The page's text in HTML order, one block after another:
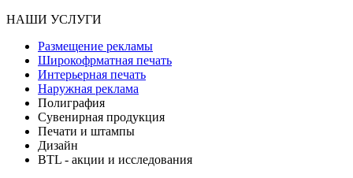
НАШИ УСЛУГИ
Размещение рекламы
Широкофрматная печать
Интерьерная печать
Наружная реклама
Полиграфия
Сувенирная продукция
Печати и штампы
Дизайн
BTL - акции и исследования